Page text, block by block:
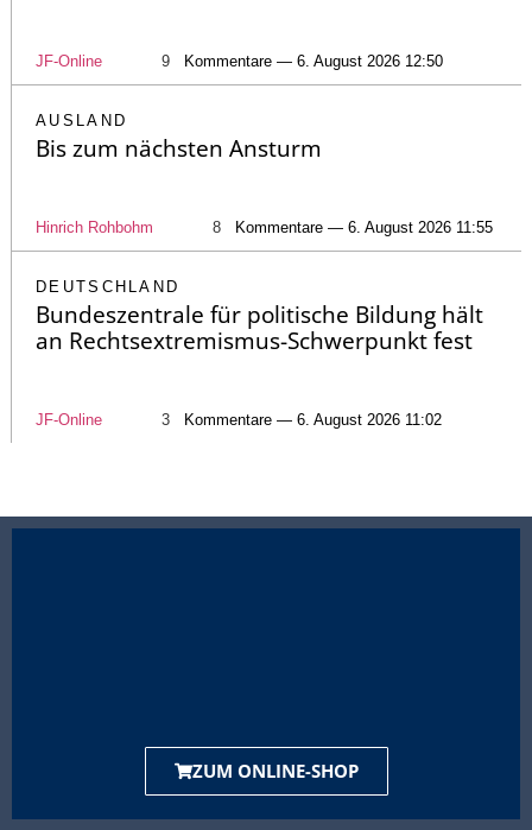
JF-Online 9 Kommentare — 6. August 2026 12:50
AUSLAND
Bis zum nächsten Ansturm
Hinrich Rohbohm 8 Kommentare — 6. August 2026 11:55
DEUTSCHLAND
Bundeszentrale für politische Bildung hält
an Rechtsextremismus-Schwerpunkt fest
JF-Online 3 Kommentare — 6. August 2026 11:02
ZUM ONLINE-SHOP